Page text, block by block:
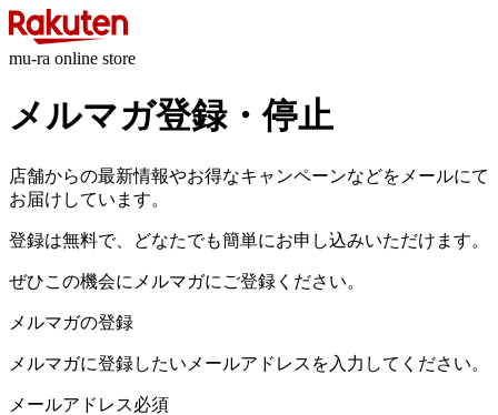
mu-ra online store
メルマガ登録・停止
店舗からの最新情報やお得なキャンペーンなどをメールにて
お届けしています。
登録は無料で、どなたでも簡単にお申し込みいただけます。
ぜひこの機会にメルマガにご登録ください。
メルマガの登録
メルマガに登録したいメールアドレスを入力してください。
メールアドレス必須